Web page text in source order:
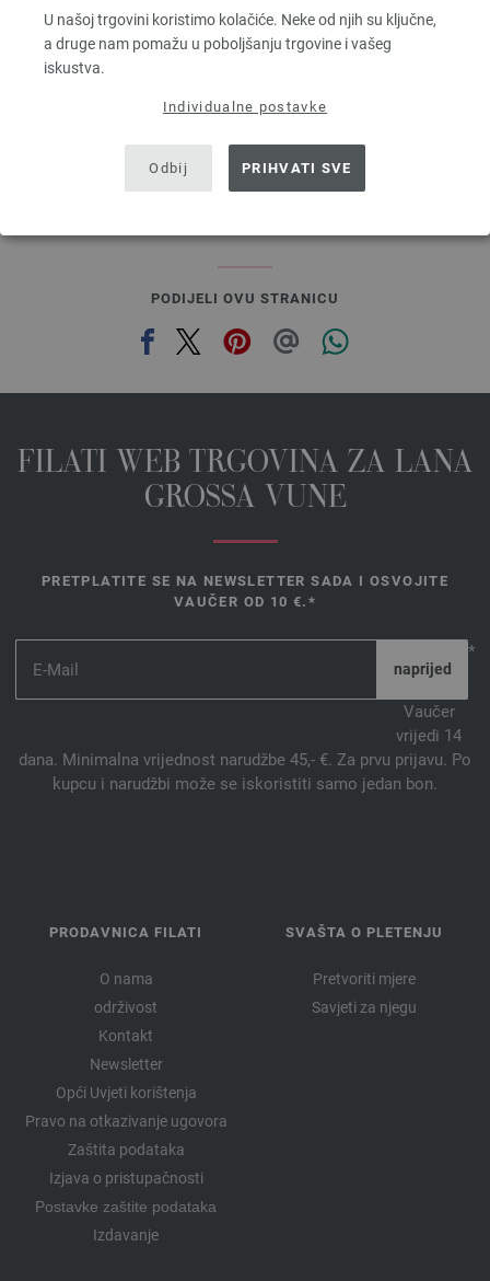
U našoj trgovini koristimo kolačiće. Neke od njih su ključne,
a druge nam pomažu u poboljšanju trgovine i vašeg
iskustva.
Individualne postavke
Odbij PRIHVATI SVE
50 % Djevicavuna Merino, 50 % Akril
Dužina: otprilike 55 m / 50 g
Većina igle: 7 - 8
4,41 $
next
PODIJELI OVU STRANICU
FILATI WEB TRGOVINA ZA LANA
GROSSA VUNE
PRETPLATITE SE NA NEWSLETTER SADA I OSVOJITE
VAUČER OD 10 €.*
*
Vaučer
vrijedi 14
dana. Minimalna vrijednost narudžbe 45,- €. Za prvu prijavu. Po
kupcu i narudžbi može se iskoristiti samo jedan bon.
PRODAVNICA FILATI
O nama
održivost
Kontakt
Newsletter
Opći Uvjeti korištenja
Pravo na otkazivanje ugovora
Zaštita podataka
Izjava o pristupačnosti
Postavke zaštite podataka
Izdavanje
SVAŠTA O PLETENJU
Pretvoriti mjere
Savjeti za njegu